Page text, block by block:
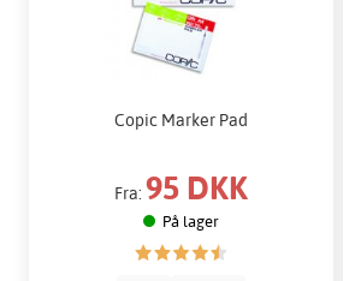
Copic Marker Pad
Fra: 95 DKK
På lager